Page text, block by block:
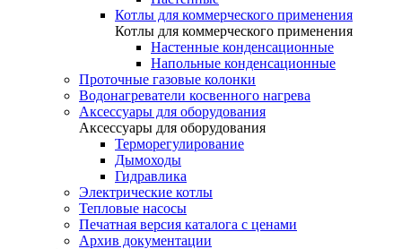
Котлы для коммерческого применения
Котлы для коммерческого применения
Настенные конденсационные
Напольные конденсационные
Проточные газовые колонки
Водонагреватели косвенного нагрева
Аксессуары для оборудования
Аксессуары для оборудования
Терморегулирование
Дымоходы
Гидравлика
Электрические котлы
Тепловые насосы
Печатная версия каталога с ценами
Архив документации